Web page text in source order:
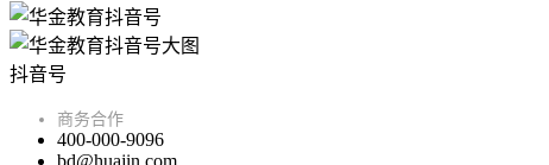
抖音号
商务合作
400-000-9096
bd@huajin.com